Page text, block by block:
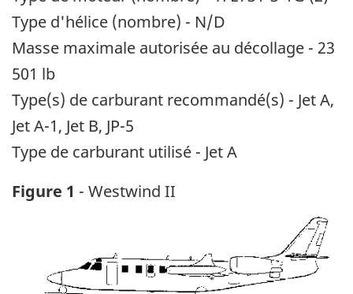
Type d'hélice (nombre) - N/D
Masse maximale autorisée au décollage - 23
501 lb
Type(s) de carburant recommandé(s) - Jet A,
Jet A-1, Jet B, JP-5
Type de carburant utilisé - Jet A
Figure 1 - Westwind II